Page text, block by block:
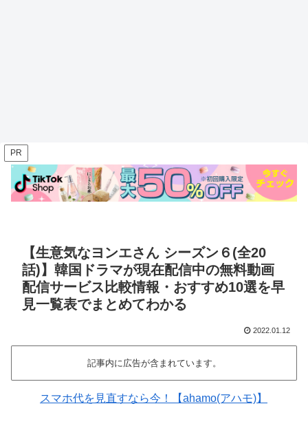
PR
【生意気なヨンエさん シーズン６(全20
話)】韓国ドラマが現在配信中の無料動画
配信サービス比較情報・おすすめ10選を早
見一覧表でまとめてわかる
2022.01.12
記事内に広告が含まれています。
スマホ代を見直すなら今！【ahamo(アハモ)】